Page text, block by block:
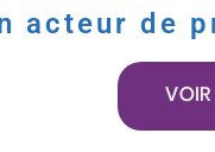
acteur de
VOIR